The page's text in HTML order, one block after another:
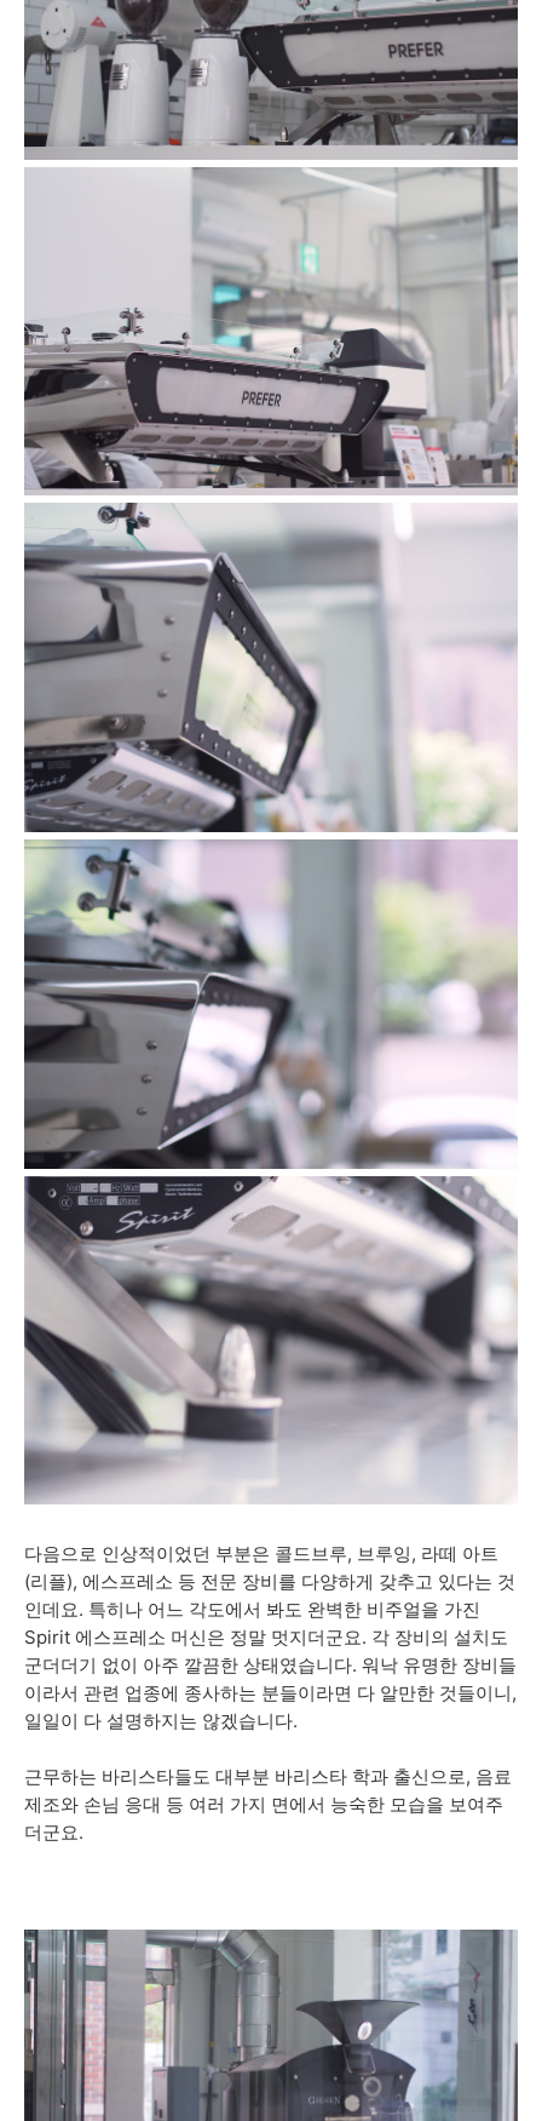
다음으로 인상적이었던 부분은 콜드브루, 브루잉, 라떼 아트
(리플), 에스프레소 등 전문 장비를 다양하게 갖추고 있다는 것
인데요. 특히나 어느 각도에서 봐도 완벽한 비주얼을 가진
Spirit 에스프레소 머신은 정말 멋지더군요. 각 장비의 설치도
군더더기 없이 아주 깔끔한 상태였습니다. 워낙 유명한 장비들
이라서 관련 업종에 종사하는 분들이라면 다 알만한 것들이니,
일일이 다 설명하지는 않겠습니다.
근무하는 바리스타들도 대부분 바리스타 학과 출신으로, 음료
제조와 손님 응대 등 여러 가지 면에서 능숙한 모습을 보여주
더군요.